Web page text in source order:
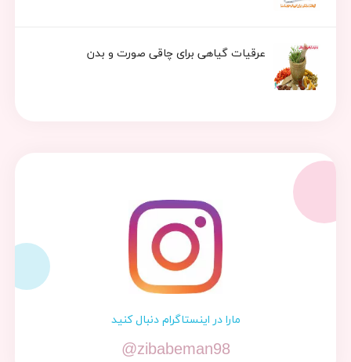
عرقیات گیاهی برای چاقی صورت و بدن
مارا در اینستاگرام دنبال کنید
@zibabeman98